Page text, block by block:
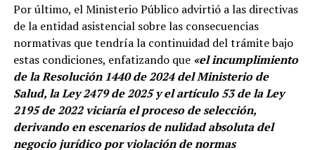
Por último, el Ministerio Público advirtió a las directivas
de la entidad asistencial sobre las consecuencias
normativas que tendría la continuidad del trámite bajo
estas condiciones, enfatizando que «el incumplimiento
de la Resolución 1440 de 2024 del Ministerio de
Salud, la Ley 2479 de 2025 y el artículo 53 de la Ley
2195 de 2022 viciaría el proceso de selección,
derivando en escenarios de nulidad absoluta del
negocio jurídico por violación de normas